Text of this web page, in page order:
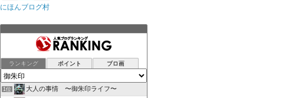
にほんブログ村
ランキング ポイント ブロ画
1位 大人の事情 〜御朱印ライフ〜